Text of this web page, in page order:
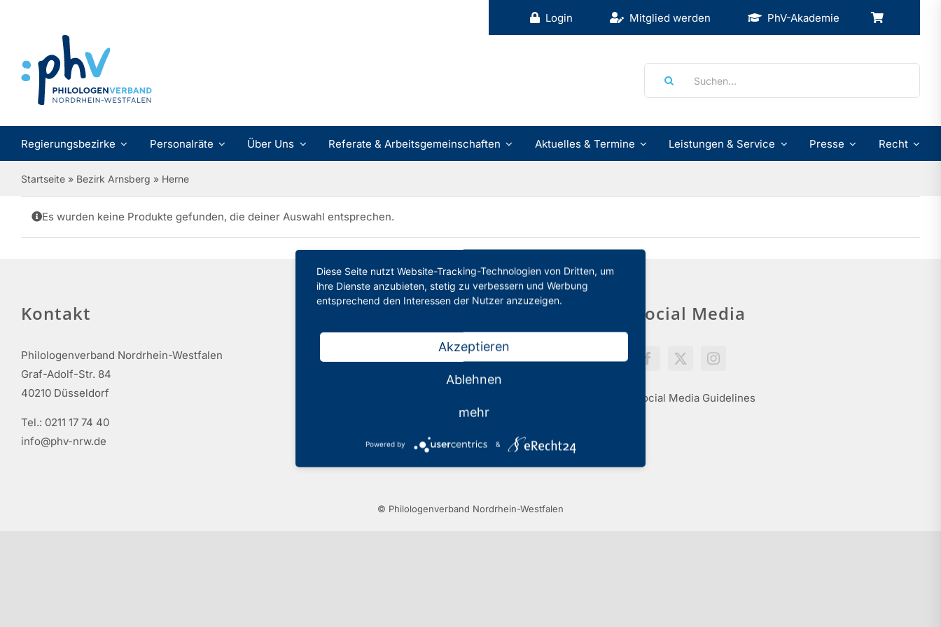
Login Mitglied werden PhV-Akademie
Regierungsbezirke Personalräte Über Uns Referate & Arbeitsgemeinschaften Aktuelles & Termine Leistungen & Service Presse Recht
Startseite » Bezirk Arnsberg » Herne
Es wurden keine Produkte gefunden, die deiner Auswahl entsprechen.
Kontakt
Philologenverband Nordrhein-Westfalen
Graf-Adolf-Str. 84
40210 Düsseldorf
Tel.: 0211 17 74 40
info@phv-nrw.de
Rechtliche Hinweise Social Media
Social Media Guidelines
© Philologenverband Nordrhein-Westfalen
Diese Seite nutzt Website-Tracking-Technologien von Dritten, um
ihre Dienste anzubieten, stetig zu verbessern und Werbung
entsprechend den Interessen der Nutzer anzuzeigen.
Akzeptieren
Ablehnen
mehr
Powered by &